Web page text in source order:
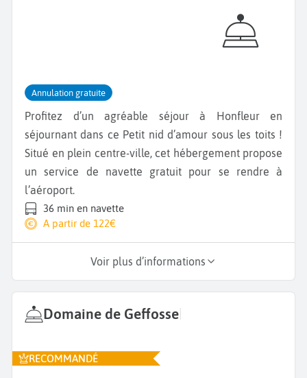
Annulation gratuite
Profitez d’un agréable séjour à Honfleur en
séjournant dans ce Petit nid d’amour sous les toits !
Situé en plein centre-ville, cet hébergement propose
un service de navette gratuit pour se rendre à
l’aéroport.
36 min en navette
A partir de 122€
Voir plus d’informations
Domaine de Geffosse
RECOMMANDÉ